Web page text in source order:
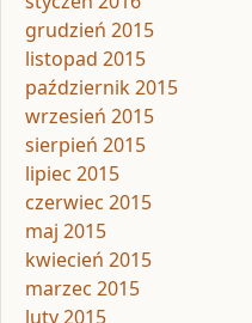
grudzień 2015
listopad 2015
październik 2015
wrzesień 2015
sierpień 2015
lipiec 2015
czerwiec 2015
maj 2015
kwiecień 2015
marzec 2015
luty 2015